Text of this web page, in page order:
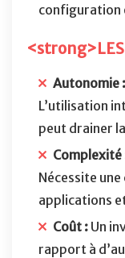
configuration
Autonomie :
L’utilisation
peut drainer
Complexité
Nécessite
applications
Coût : Un
rapport à